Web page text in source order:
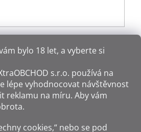
bylo 18 let, a vyberte si
s.r.o. používá na
lépe vyhodnocovat návštěvnost
reklamu na míru. Aby vám
cookies,“ nebo se pod
dopravy: